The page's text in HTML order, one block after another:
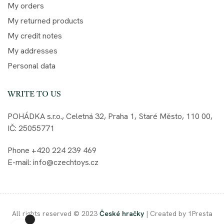
My orders
My returned products
My credit notes
My addresses
Personal data
WRITE TO US
POHÁDKA s.r.o., Celetná 32, Praha 1, Staré Město, 110 00,
IČ: 25055771
Phone +420 224 239 469
E-mail: info@czechtoys.cz
All rights reserved © 2023 České hračky | Created by 1Presta